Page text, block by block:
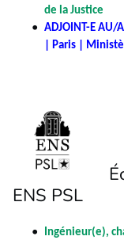
de la Justice
ADJOINT-E AU/
| Paris |
ENS PSL
Ingénieur(e),